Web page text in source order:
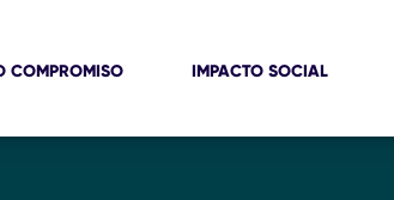
COMPROMISO IMPACTO SOCIAL